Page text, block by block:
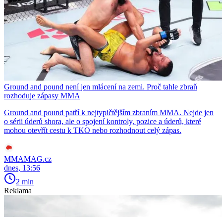
Ground and pound není jen mlácení na zemi. Proč tahle zbraň
rozhoduje zápasy MMA
Ground and pound patří k nejtypičtějším zbraním MMA. Nejde jen
o sérii úderů shora, ale o spojení kontroly, pozice a úderů, které
mohou otevřít cestu k TKO nebo rozhodnout celý zápas.
MMAMAG.cz
dnes, 13:56
2 min
Reklama